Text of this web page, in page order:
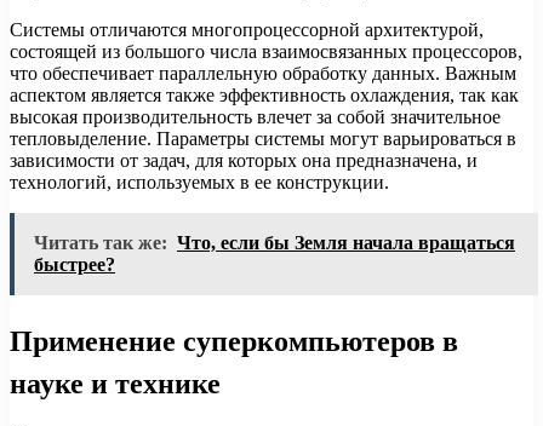
Системы отличаются многопроцессорной архитектурой,
состоящей из большого числа взаимосвязанных процессоров,
что обеспечивает параллельную обработку данных. Важным
аспектом является также эффективность охлаждения, так как
высокая производительность влечет за собой значительное
тепловыделение. Параметры системы могут варьироваться в
зависимости от задач, для которых она предназначена, и
технологий, используемых в ее конструкции.
Читать так же: Что, если бы Земля начала вращаться
быстрее?
Применение суперкомпьютеров в
науке и технике